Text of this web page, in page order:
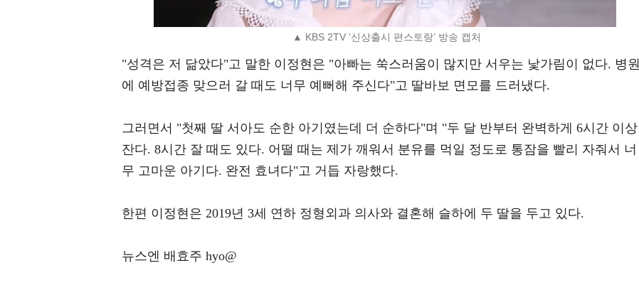
▲ KBS 2TV ‘신상출시 편스토랑’ 방송 캡처
"성격은 저 닮았다"고 말한 이정현은 "아빠는 쑥스러움이 많지만 서우는 낯가림이 없다. 병원
에 예방접종 맞으러 갈 때도 너무 예뻐해 주신다"고 딸바보 면모를 드러냈다.
그러면서 "첫째 딸 서아도 순한 아기였는데 더 순하다"며 "두 달 반부터 완벽하게 6시간 이상
잔다. 8시간 잘 때도 있다. 어떨 때는 제가 깨워서 분유를 먹일 정도로 통잠을 빨리 자줘서 너
무 고마운 아기다. 완전 효녀다"고 거듭 자랑했다.
한편 이정현은 2019년 3세 연하 정형외과 의사와 결혼해 슬하에 두 딸을 두고 있다.
뉴스엔 배효주 hyo@